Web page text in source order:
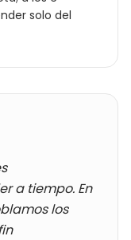
solo del
a tiempo. En
los